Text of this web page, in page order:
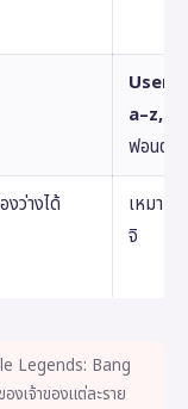
a–z,
ฟอนต์ไ
งว่างได้
เหมาะ
จิ
Legends: Bang
เจ้าของแต่ละราย